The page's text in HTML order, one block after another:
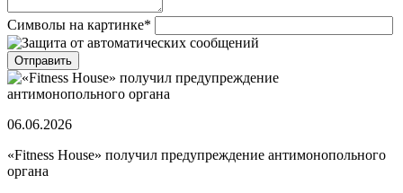
Символы на картинке*
06.06.2026
«Fitness House» получил предупреждение антимонопольного
органа